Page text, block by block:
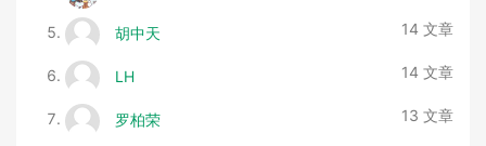
胡中天 14 文章
LH 14 文章
罗柏荣 13 文章